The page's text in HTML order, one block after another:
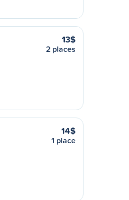
13$
2 places
14$
1 place